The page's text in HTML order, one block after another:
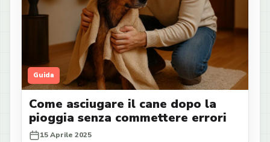
Guida
Come asciugare il cane dopo la
pioggia senza commettere errori
15 Aprile 2025